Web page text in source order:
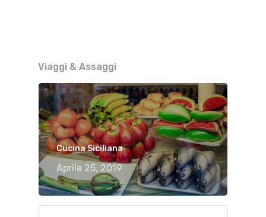
Viaggi & Assaggi
Cucina Siciliana
Aprile 25, 2019